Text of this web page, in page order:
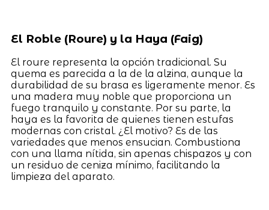
El Roble (Roure) y la Haya (Faig)
El roure representa la opción tradicional. Su
quema es parecida a la de la alzina, aunque la
durabilidad de su brasa es ligeramente menor. Es
una madera muy noble que proporciona un
fuego tranquilo y constante. Por su parte, la
haya es la favorita de quienes tienen estufas
modernas con cristal. ¿El motivo? Es de las
variedades que menos ensucian. Combustiona
con una llama nítida, sin apenas chispazos y con
un residuo de ceniza mínimo, facilitando la
limpieza del aparato.